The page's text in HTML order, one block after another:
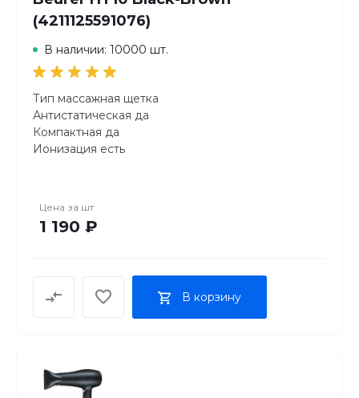
(4211125591076)
В наличии: 10000 шт.
Тип массажная щетка
Антистатическая да
Компактная да
Ионизация есть
Цена за шт
1 190 ₽
В корзину